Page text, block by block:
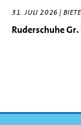
31. JULI 2026 | BIETE
Ruderschuhe